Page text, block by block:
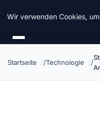
Taz Nrw
Startseite Technologie
Wir verwenden Cookies,